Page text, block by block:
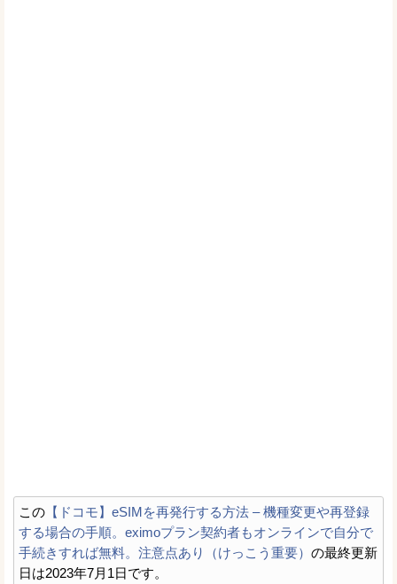
この 【ドコモ】eSIMを再発行する方法 – 機種変更や再登録
する場合の手順。eximoプラン契約者もオンラインで自分で
手続きすれば無料。注意点あり（けっこう重要） の最終更新
日は2023年7月1日です。